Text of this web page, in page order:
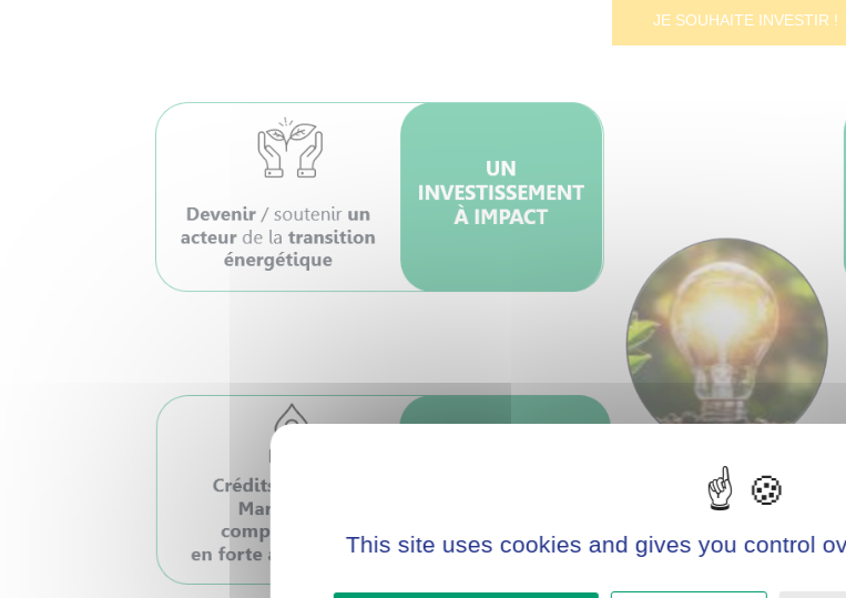
JE SOUHAITE INVESTIR !
This site uses cookies and gives you control